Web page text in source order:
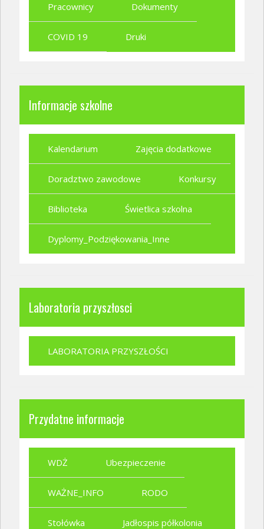
Pracownicy Dokumenty
COVID 19 Druki
Informacje szkolne
Kalendarium Zajęcia dodatkowe
Doradztwo zawodowe Konkursy
Biblioteka Świetlica szkolna
Dyplomy_Podziękowania_Inne
Laboratoria przyszłosci
LABORATORIA PRZYSZŁOŚCI
Przydatne informacje
WDŻ Ubezpieczenie
WAŻNE_INFO RODO
Stołówka Jadłospis półkolonia